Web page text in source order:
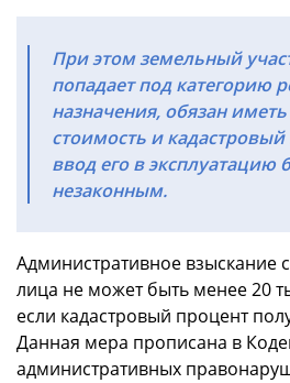
При этом земельный
попадает под категорию
назначения, обязан
стоимость и
ввод его в эксплуатацию
незаконным.
Административное взыскание
лица не может быть менее 20
если кадастровый процент
Данная мера прописана в
административных